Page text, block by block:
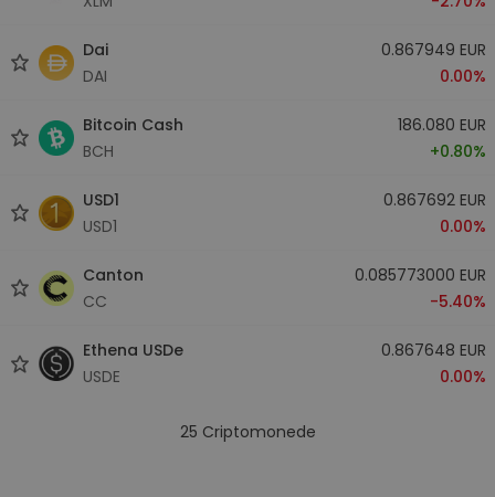
Dai
DAI
0.867949 EUR
0.00%
Bitcoin Cash
BCH
186.080 EUR
+0.80%
USD1
USD1
0.867692 EUR
0.00%
Canton
CC
0.085773000 EUR
-5.40%
Ethena USDe
USDE
0.867648 EUR
0.00%
25 Criptomonede